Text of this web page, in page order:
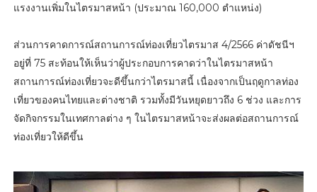
แรงงานเพิ่มในไตรมาสหน้า (ประมาณ 160,000 ตำแหน่ง)
ส่วนการคาดการณ์สถานการณ์ท่องเที่ยวไตรมาส 4/2566 ค่าดัชนีฯ
อยู่ที่ 75 สะท้อนให้เห็นว่าผู้ประกอบการคาดว่าในไตรมาสหน้า
สถานการณ์ท่องเที่ยวจะดีขึ้นกว่าไตรมาสนี้ เนื่องจากเป็นฤดูกาลท่อง
เที่ยวของคนไทยและต่างชาติ รวมทั้งมีวันหยุดยาวถึง 6 ช่วง และการ
จัดกิจกรรมในเทศกาลต่าง ๆ ในไตรมาสหน้าจะส่งผลต่อสถานการณ์
ท่องเที่ยวให้ดีขึ้น